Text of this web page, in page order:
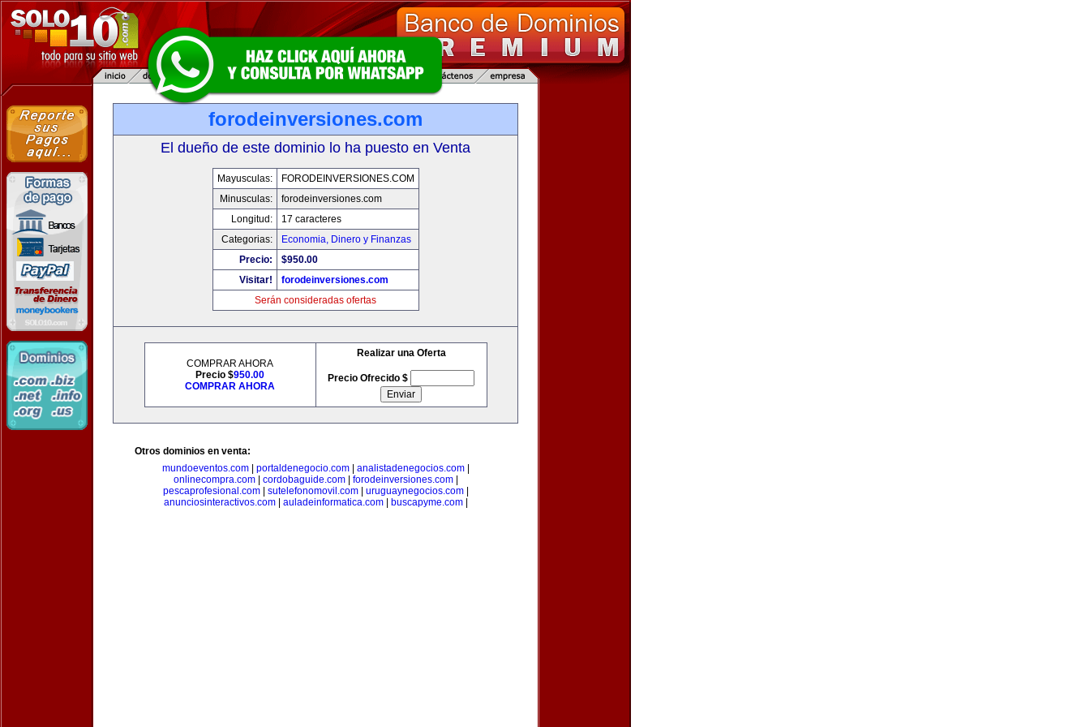
forodeinversiones.com
El dueño de este dominio lo ha puesto en Venta
Mayusculas:
FORODEINVERSIONES.COM
Minusculas:
forodeinversiones.com
Longitud:
17 caracteres
Categorias:
Economia, Dinero y Finanzas
Precio:
$950.00
Visitar!
forodeinversiones.com
Serán consideradas ofertas
COMPRAR AHORA
Precio $950.00
COMPRAR AHORA
Realizar una Oferta
Precio Ofrecido $
Otros dominios en venta:
mundoeventos.com| portaldenegocio.com| analistadenegocios.com|
onlinecompra.com| cordobaguide.com| forodeinversiones.com|
pescaprofesional.com| sutelefonomovil.com| uruguaynegocios.com|
anunciosinteractivos.com| auladeinformatica.com| buscapyme.com|